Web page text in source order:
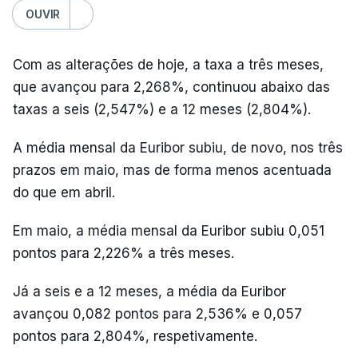
OUVIR
Com as alterações de hoje, a taxa a três meses,
que avançou para 2,268%, continuou abaixo das
taxas a seis (2,547%) e a 12 meses (2,804%).
A média mensal da Euribor subiu, de novo, nos três
prazos em maio, mas de forma menos acentuada
do que em abril.
Em maio, a média mensal da Euribor subiu 0,051
pontos para 2,226% a três meses.
Já a seis e a 12 meses, a média da Euribor
avançou 0,082 pontos para 2,536% e 0,057
pontos para 2,804%, respetivamente.